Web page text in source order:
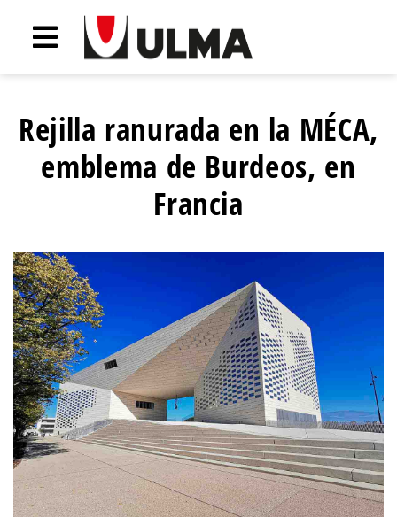
Rejilla ranurada en la MÉCA,
emblema de Burdeos, en
Francia